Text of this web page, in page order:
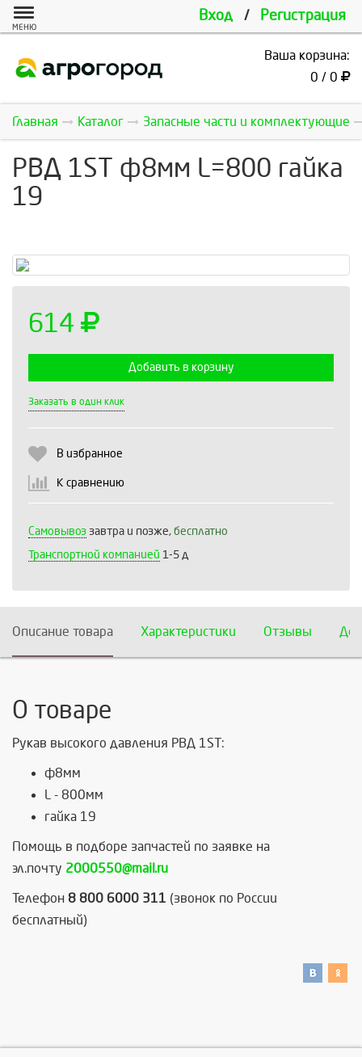
Вход / Регистрация
МЕНЮ
Ваша корзина:
0 / 0
Главная Каталог Запасные части и комплектующие
РВД 1ST ф8мм L=800 гайка
19
614
Добавить в корзину
Заказать в один клик
В избранное
К сравнению
Самовывоз завтра и позже, бесплатно
Транспортной компанией 1-5 д
Описание товара Характеристики Отзывы
О товаре
Рукав высокого давления РВД 1ST:
ф8мм
L - 800мм
гайка 19
Помощь в подборе запчастей по заявке на
эл.почту 2000550@mail.ru
Телефон 8 800 6000 311 (звонок по России
бесплатный)